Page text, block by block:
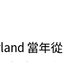
當年從